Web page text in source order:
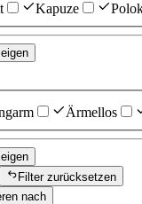
Kapuze
Ärmellos
Filter zurücksetzen
nach